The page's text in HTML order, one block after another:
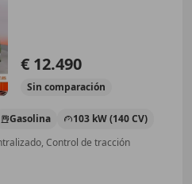
€ 12.490
Sin comparación
Gasolina
103 kW (140 CV)
Control de tracción